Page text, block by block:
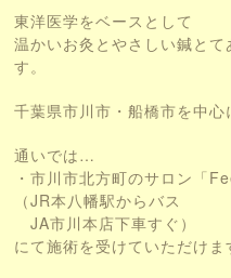
東洋医学をベースとして
温かいお灸とやさしい鍼と
す。
千葉県市川市・船橋市を中心
通いでは…
・市川市北方町のサロン「
（JR本八幡駅からバス
JA市川本店下車すぐ）
にて施術を受けていただけま